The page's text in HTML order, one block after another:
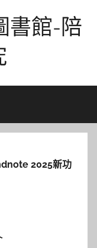
書館-陪
2025新功